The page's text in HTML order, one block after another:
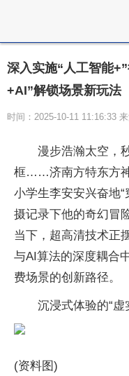
深入实施“人工智能
+AI”解锁场景新玩法
时间：2025-10-11 11:16:33
漫步浩瀚太空，
框……济南方特东方神
小学生李安安兴奋地
摄记录下他的奇幻冒
当下，超高清技术正
与AI算法的深度耦合
费场景的创新路径。
沉浸式体验的“虚
(资料图)